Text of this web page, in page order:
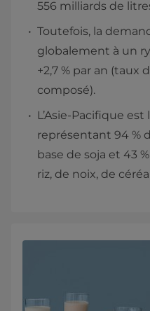
556 milliards de
Toutefois, la
globalement à un
+2,7 % par an (taux
composé).
L’Asie-Pacifique
représentant 94 %
base de soja et 43
riz, de noix, de